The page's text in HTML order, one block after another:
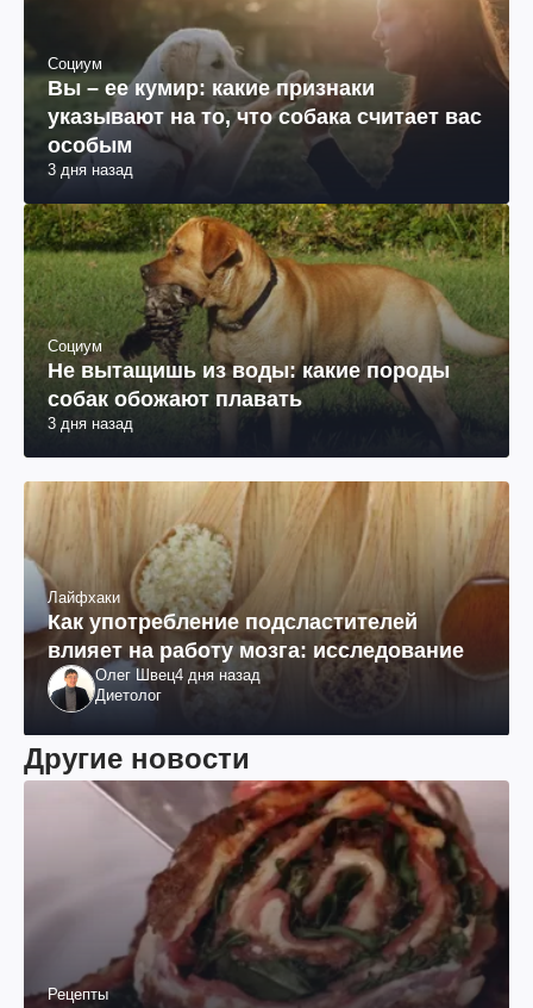
Социум
Вы – ее кумир: какие признаки
указывают на то, что собака считает вас
особым
3 дня назад
Социум
Не вытащишь из воды: какие породы
собак обожают плавать
3 дня назад
Лайфхаки
Как употребление подсластителей
влияет на работу мозга: исследование
Олег Швец4 дня назад
Диетолог
Другие новости
Рецепты